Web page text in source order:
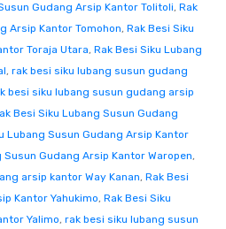
Gudang Arsip Kantor Tolitoli, Rak
Arsip Kantor Tomohon, Rak Besi Siku
Toraja Utara, Rak Besi Siku Lubang
, rak besi siku lubang susun gudang
besi siku lubang susun gudang arsip
Besi Siku Lubang Susun Gudang
Lubang Susun Gudang Arsip Kantor
Susun Gudang Arsip Kantor Waropen,
arsip kantor Way Kanan, Rak Besi
Kantor Yahukimo, Rak Besi Siku
Yalimo, rak besi siku lubang susun